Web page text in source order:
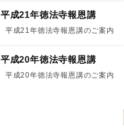
平成21年徳法寺報恩講
平成21年徳法寺報恩講のご案内
平成20年徳法寺報恩講
平成20年徳法寺報恩講のご案内